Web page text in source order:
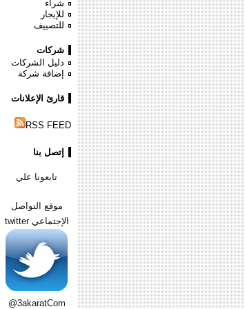
شراء
للإيجار
للتصييف
شركات
دليل الشركات
إضافة شركة
قارئ الإعلانات
RSS FEED
إتصل بنا
تابعونا علي
موقع التواصل
الإجتماعي twitter
@3akaratCom